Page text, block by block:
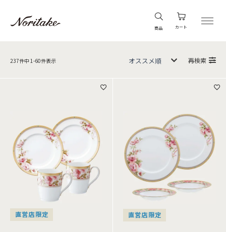
商品 カート
237件中 1 -60件表示 再検索
直営店限定 直営店限定